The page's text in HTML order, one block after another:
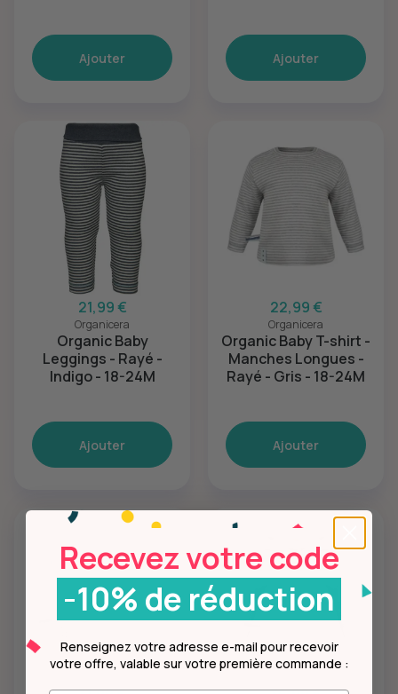
Ajouter Ajouter
21,99 €
Organicera
Organic Baby
Leggings - Rayé -
Indigo - 18-24M
Ajouter
22,99 €
Organicera
Organic Baby T-shirt -
Manches Longues -
Rayé - Gris - 18-24M
Ajouter
Recevez votre code
-10% de réduction
Renseignez votre adresse e-mail pour recevoir
votre offre, valable sur votre première commande :